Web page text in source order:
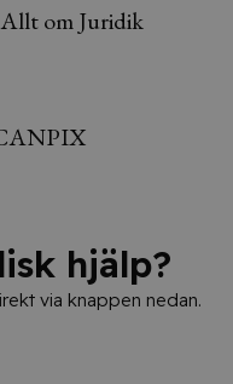
Allt om Juridik
hjälp?
via knappen nedan.